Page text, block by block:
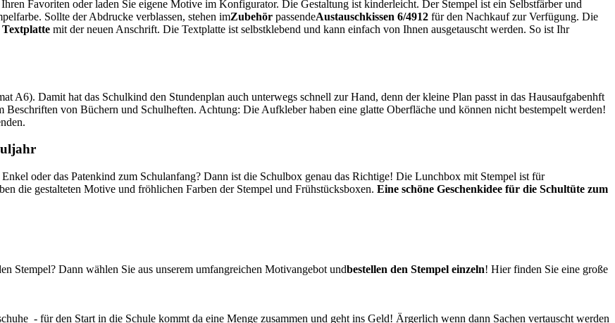
Favoriten oder laden Sie eigene Motive im Konfigurator. Die Gestaltung ist kinderleicht. Der Stempel ist ein Selbstfärber und
Sollte der Abdrucke verblassen, stehen imZubehör passendeAustauschkissen 6/4912 für den Nachkauf zur Verfügung. Die
Textplatte mit der neuen Anschrift. Die Textplatte ist selbstklebend und kann einfach von Ihnen ausgetauscht werden. So ist Ihr
A6). Damit hat das Schulkind den Stundenplan auch unterwegs schnell zur Hand, denn der kleine Plan passt in das Hausaufgabenhft
von Büchern und Schulheften. Achtung: Die Aufkleber haben eine glatte Oberfläche und können nicht bestempelt werden!
oder das Patenkind zum Schulanfang? Dann ist die Schulbox genau das Richtige! Die Lunchbox mit Stempel ist für
die gestalteten Motive und fröhlichen Farben der Stempel und Frühstücksboxen. Eine schöne Geschenkidee für die Schultüte zum
Stempel? Dann wählen Sie aus unserem umfangreichen Motivangebot undbestellen den Stempel einzeln! Hier finden Sie eine große
- für den Start in die Schule kommt da eine Menge zusammen und geht ins Geld! Ärgerlich wenn dann Sachen vertauscht werden